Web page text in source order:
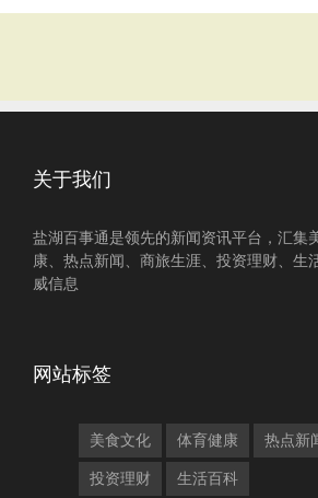
关于我们
盐湖百事通是领先的新闻资讯平台，汇集
康、热点新闻、商旅生涯、投资理财、生
威信息
网站标签
美食文化 体育健康 热点新
投资理财 生活百科